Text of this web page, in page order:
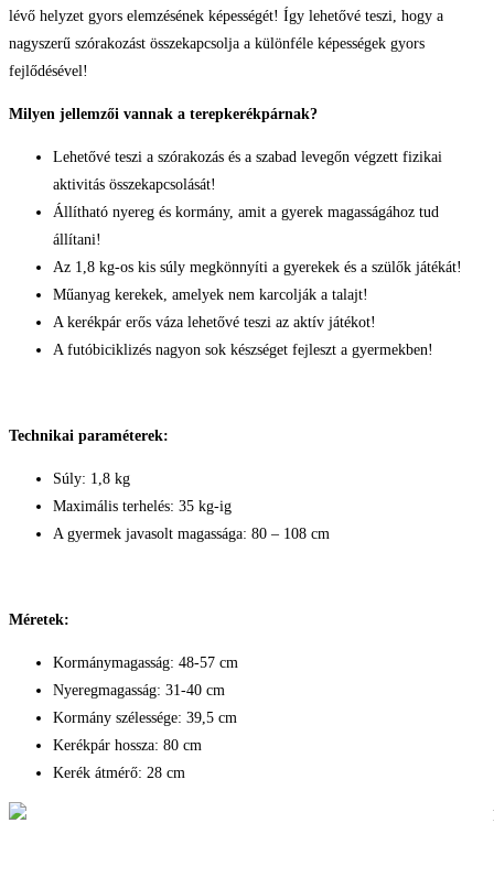
lévő helyzet gyors elemzésének képességét! Így lehetővé teszi, hogy a
nagyszerű szórakozást összekapcsolja a különféle képességek gyors
fejlődésével!
Milyen jellemzői vannak a terepkerékpárnak?
Lehetővé teszi a szórakozás és a szabad levegőn végzett fizikai
aktivitás összekapcsolását!
Állítható nyereg és kormány, amit a gyerek magasságához tud
állítani!
Az 1,8 kg-os kis súly megkönnyíti a gyerekek és a szülők játékát!
Műanyag kerekek, amelyek nem karcolják a talajt!
A kerékpár erős váza lehetővé teszi az aktív játékot!
A futóbiciklizés nagyon sok készséget fejleszt a gyermekben!
Technikai paraméterek:
Súly: 1,8 kg
Maximális terhelés: 35 kg-ig
A gyermek javasolt magassága: 80 – 108 cm
Méretek:
Kormánymagasság: 48-57 cm
Nyeregmagasság: 31-40 cm
Kormány szélessége: 39,5 cm
Kerékpár hossza: 80 cm
Kerék átmérő: 28 cm